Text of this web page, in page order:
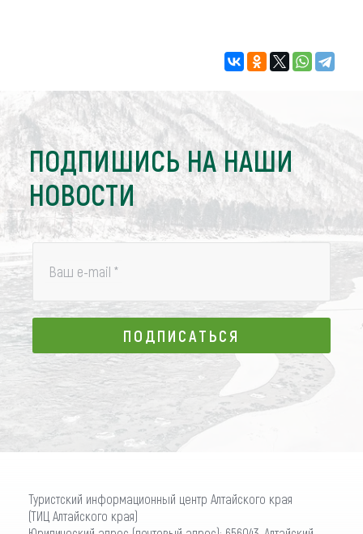
ПОДПИШИСЬ НА НАШИ
НОВОСТИ
Ваш e-mail *
ПОДПИСАТЬСЯ
ПОДПИСАТЬСЯ
Туристский информационный центр Алтайского края
(ТИЦ Алтайского края)